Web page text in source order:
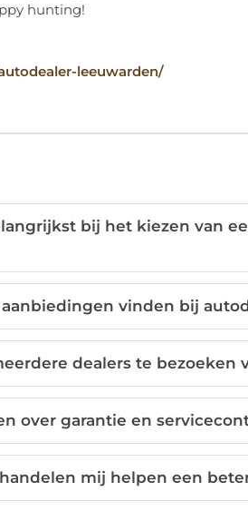
hunting!
leeuwarden/
bij het kiezen van
vinden bij
dealers te bezoeken
over garantie en
mij helpen een